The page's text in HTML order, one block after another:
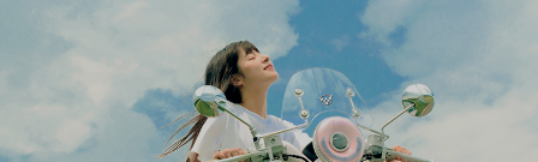
查看详情
查看详情
查看详情
查看详情
查看详情